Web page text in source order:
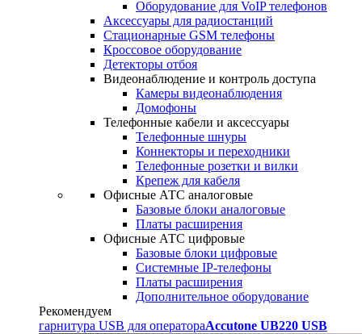
Оборудование для VoIP телефонов
Аксессуары для радиостанций
Стационарные GSM телефоны
Кроссовое оборудование
Детекторы отбоя
Видеонаблюдение и контроль доступа
Камеры видеонаблюдения
Домофоны
Телефонные кабели и аксессуары
Телефонные шнуры
Коннекторы и переходники
Телефонные розетки и вилки
Крепеж для кабеля
Офисные АТС аналоговые
Базовые блоки аналоговые
Платы расширения
Офисные АТС цифровые
Базовые блоки цифровые
Системные IP-телефоны
Платы расширения
Дополнительное оборудование
Рекомендуем
гарнитура USB для оператораAccutone UB220 USB